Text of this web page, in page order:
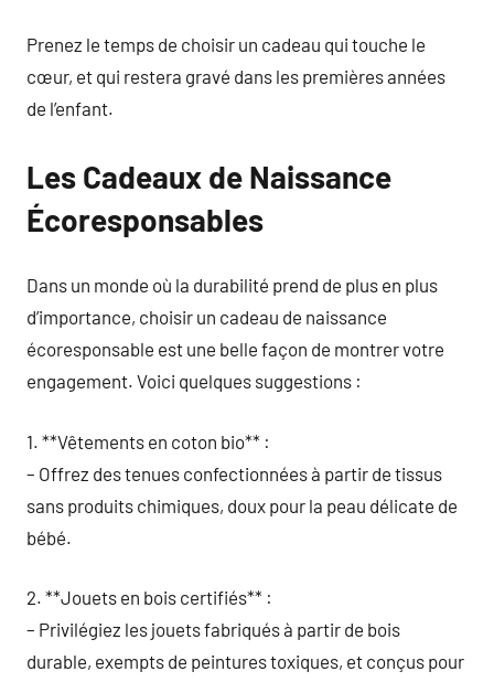
Prenez le temps de choisir un cadeau qui touche le
cœur, et qui restera gravé dans les premières années
de l’enfant.
Les Cadeaux de Naissance
Écoresponsables
Dans un monde où la durabilité prend de plus en plus
d’importance, choisir un cadeau de naissance
écoresponsable est une belle façon de montrer votre
engagement. Voici quelques suggestions :
1. **Vêtements en coton bio** :
– Offrez des tenues confectionnées à partir de tissus
sans produits chimiques, doux pour la peau délicate de
bébé.
2. **Jouets en bois certifiés** :
– Privilégiez les jouets fabriqués à partir de bois
durable, exempts de peintures toxiques, et conçus pour